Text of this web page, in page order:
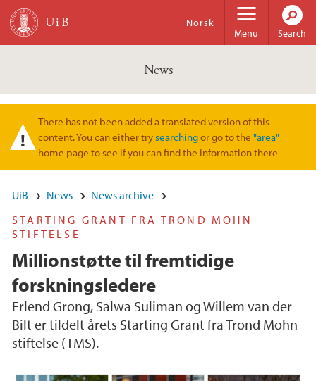
Skip to main content
Menu
Norsk
Search
News
Warning message
There has not been added a translated version of this
content. You can either trysearchingor go to the"area"
home page to see if you can find the information there
UiB News
News archive
STARTING GRANT FRA TROND MOHN
STIFTELSE
Millionstøtte til fremtidige
forskningsledere
Erlend Grong, Salwa Suliman og Willem van der
Bilt er tildelt årets Starting Grant fra Trond Mohn
stiftelse (TMS).